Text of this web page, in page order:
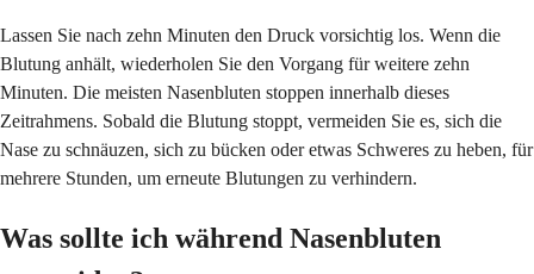
Lassen Sie nach zehn Minuten den Druck vorsichtig los. Wenn die
Blutung anhält, wiederholen Sie den Vorgang für weitere zehn
Minuten. Die meisten Nasenbluten stoppen innerhalb dieses
Zeitrahmens. Sobald die Blutung stoppt, vermeiden Sie es, sich die
Nase zu schnäuzen, sich zu bücken oder etwas Schweres zu heben, für
mehrere Stunden, um erneute Blutungen zu verhindern.
Was sollte ich während Nasenbluten